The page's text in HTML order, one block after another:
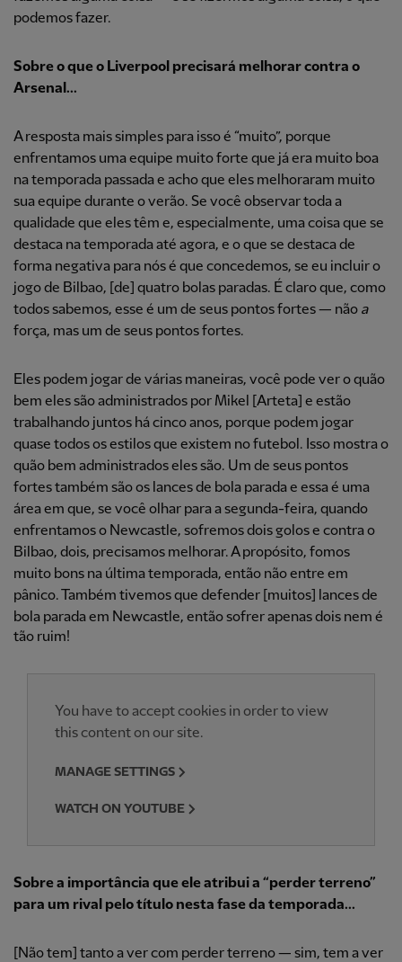
podemos fazer.
Sobre o que o Liverpool precisará melhorar contra o
Arsenal...
A resposta mais simples para isso é “muito”, porque
enfrentamos uma equipe muito forte que já era muito boa
na temporada passada e acho que eles melhoraram muito
sua equipe durante o verão. Se você observar toda a
qualidade que eles têm e, especialmente, uma coisa que se
destaca na temporada até agora, e o que se destaca de
forma negativa para nós é que concedemos, se eu incluir o
jogo de Bilbao, [de] quatro bolas paradas. É claro que, como
todos sabemos, esse é um de seus pontos fortes — não a
força, mas um de seus pontos fortes.
Eles podem jogar de várias maneiras, você pode ver o quão
bem eles são administrados por Mikel [Arteta] e estão
trabalhando juntos há cinco anos, porque podem jogar
quase todos os estilos que existem no futebol. Isso mostra o
quão bem administrados eles são. Um de seus pontos
fortes também são os lances de bola parada e essa é uma
área em que, se você olhar para a segunda-feira, quando
enfrentamos o Newcastle, sofremos dois golos e contra o
Bilbao, dois, precisamos melhorar. A propósito, fomos
muito bons na última temporada, então não entre em
pânico. Também tivemos que defender [muitos] lances de
bola parada em Newcastle, então sofrer apenas dois nem é
tão ruim!
You have to accept cookies in order to view
this content on our site.
MANAGE SETTINGS
WATCH ON YOUTUBE
Sobre a importância que ele atribui a “perder terreno”
para um rival pelo título nesta fase da temporada...
[Não tem] tanto a ver com perder terreno — sim, tem a ver